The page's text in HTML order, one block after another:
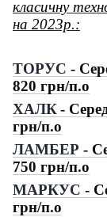
класичну
на 2023р.:
ТОРУС -
820 грн/п.о
ХАЛК-
грн/п.о
ЛАМБЕР -
750 грн/п.о
МАРКУС -
грн/п.о